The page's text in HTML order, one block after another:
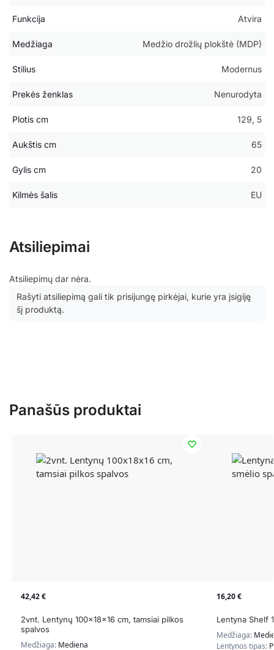
Funkcija Atvira
Medžiaga Medžio drožlių plokštė (MDP)
Stilius Modernus
Prekės ženklas Nenurodyta
Plotis cm 129, 5
Aukštis cm 65
Gylis cm 20
Kilmės šalis EU
Atsiliepimai
Atsiliepimų dar nėra.
Rašyti atsiliepimą gali tik prisijungę pirkėjai, kurie yra įsigiję
šį produktą.
Panašūs produktai
42,42€
2vnt. Lentynų 100x18x16 cm, tamsiai pilkos
spalvos
Medžiaga: Mediena
16,20€
Lentyna Shelf
Medžiaga:
Lentynos tipas: